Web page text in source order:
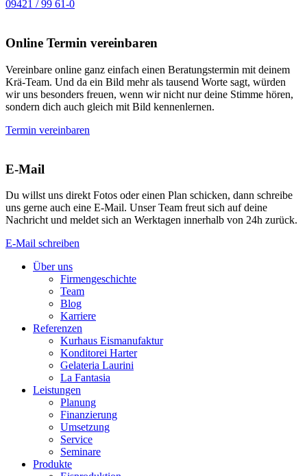
09421 / 99 61-0
Online Termin vereinbaren
Vereinbare online ganz einfach einen Beratungstermin mit deinem
Krä-Team. Und da ein Bild mehr als tausend Worte sagt, würden
wir uns besonders freuen, wenn wir nicht nur deine Stimme hören,
sondern dich auch gleich mit Bild kennenlernen.
Termin vereinbaren
E-Mail
Du willst uns direkt Fotos oder einen Plan schicken, dann schreibe
uns gerne auch eine E-Mail. Unser Team freut sich auf deine
Nachricht und meldet sich an Werktagen innerhalb von 24h zurück.
E-Mail schreiben
Über uns
Firmengeschichte
Team
Blog
Karriere
Referenzen
Kurhaus Eismanufaktur
Konditorei Harter
Gelateria Laurini
La Fantasia
Leistungen
Planung
Finanzierung
Umsetzung
Service
Seminare
Produkte